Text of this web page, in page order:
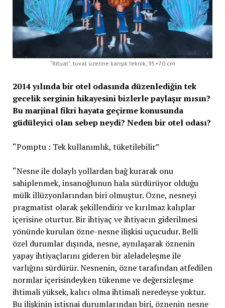
“Ritual”, tuval üzerine karışık teknik, 95×70 cm
2014 yılında bir otel odasında düzenlediğin tek
gecelik serginin hikayesini bizlerle paylaşır mısın?
Bu marjinal fikri hayata geçirme konusunda
güdüleyici olan sebep neydi? Neden bir otel odası?
“Pomptu : Tek kullanımlık, tüketilebilir”
“Nesne ile dolaylı yollardan bağ kurarak onu
sahiplenmek, insanoğlunun hala sürdürüyor olduğu
mülk illüzyonlarından biri olmuştur. Özne, nesneyi
pragmatist olarak şekillendirir ve kırılmaz kalıplar
içerisine oturtur. Bir ihtiyaç ve ihtiyacın giderilmesi
yönünde kurulan özne-nesne ilişkisi uçucudur. Belli
özel durumlar dışında, nesne, aynılaşarak öznenin
yapay ihtiyaçlarını gideren bir aleladeleşme ile
varlığını sürdürür. Nesnenin, özne tarafından atfedilen
normlar içerisindeyken tükenme ve değersizleşme
ihtimali yüksek, kalıcı olma ihtimali neredeyse yoktur.
Bu ilişkinin istisnai durumlarından biri, öznenin nesne